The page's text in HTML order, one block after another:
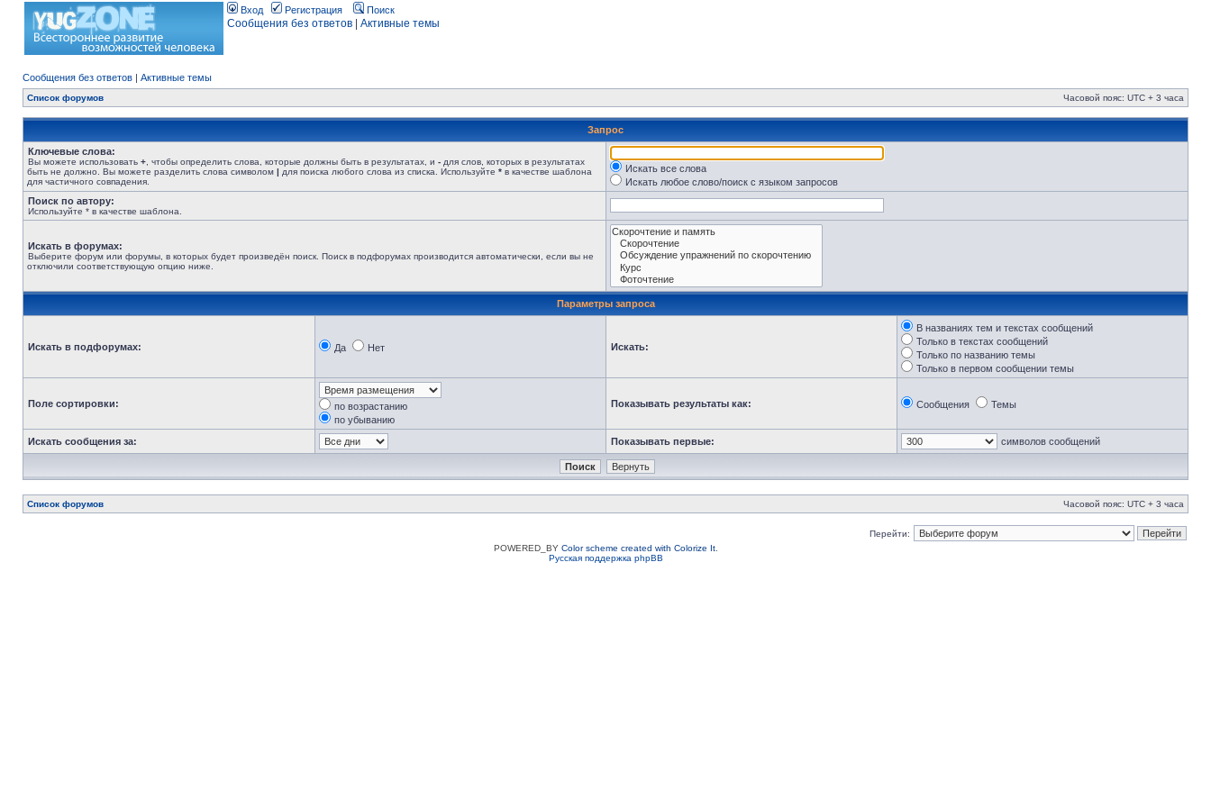
Вход Регистрация Поиск
Сообщения без ответов Активные темы
Сообщения без ответов | Активные темы
Список форумов Часовой пояс: UTC + 3 часа
Запрос
Ключевые слова:
Вы можете использовать + , чтобы определить слова, которые должны быть в результатах, и - для слов, которых в результатах
быть не должно. Вы можете разделить слова символом | для поиска любого слова из списка. Используйте * в качестве шаблона
для частичного совпадения.
Искать все слова
Искать любое слово/поиск с языком запросов
Поиск по автору:
Используйте * в качестве шаблона.
Искать в форумах:
Выберите форум или форумы, в которых будет произведён поиск. Поиск в подфорумах производится автоматически, если вы не
отключили соответствующую опцию ниже.
Параметры запроса
Искать в подфорумах: Да Нет Искать:
В названиях тем и текстах сообщений
Только в текстах сообщений
Только по названию темы
Только в первом сообщении темы
Поле сортировки:
по возрастанию
по убыванию
Показывать результаты как: Сообщения Темы
Искать сообщения за: Показывать первые: символов сообщений
Список форумов Часовой пояс: UTC + 3 часа
Перейти:
POWERED_BY Color scheme created with Colorize It.
Русская поддержка phpBB